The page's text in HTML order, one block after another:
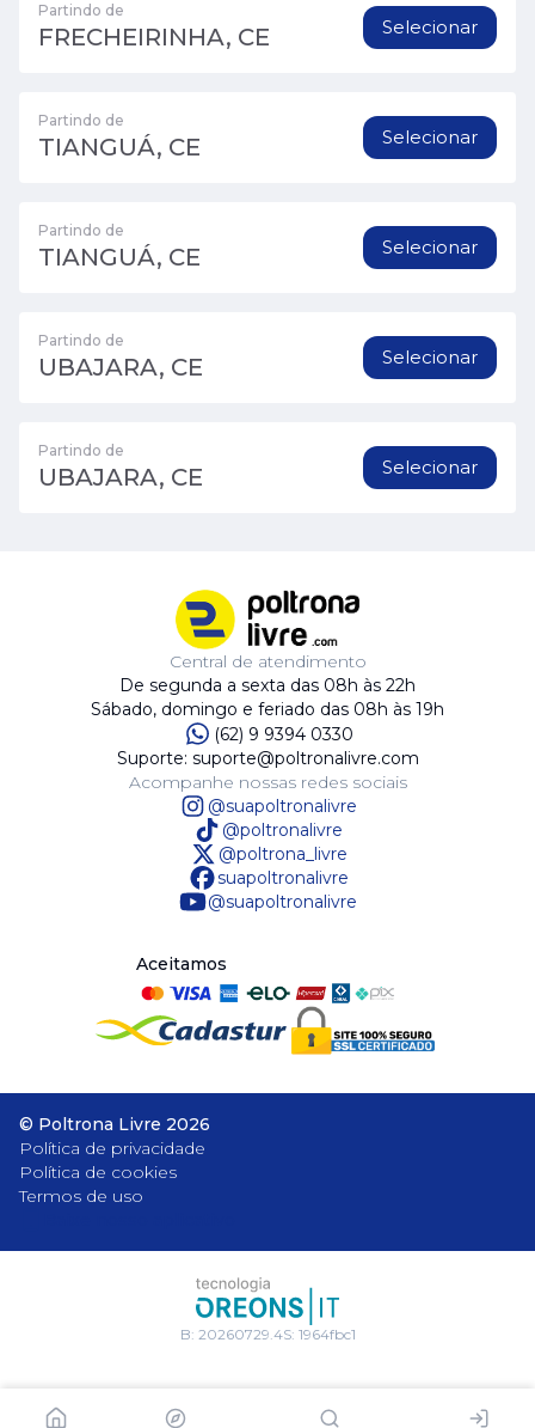
Partindo de
FRECHEIRINHA, CE Selecionar
Partindo de
TIANGUÁ, CE Selecionar
Partindo de
TIANGUÁ, CE Selecionar
Partindo de
UBAJARA, CE Selecionar
Partindo de
UBAJARA, CE Selecionar
Central de atendimento
De segunda a sexta das 08h às 22h
Sábado, domingo e feriado das 08h às 19h
(62) 9 9394 0330
Suporte: suporte@poltronalivre.com
Acompanhe nossas redes sociais
@suapoltronalivre
@poltronalivre
@poltrona_livre
suapoltronalivre
@suapoltronalivre
Aceitamos
© Poltrona Livre 2026
Política de privacidade
Política de cookies
Termos de uso
B: 20260729.4S: 1964fbc1